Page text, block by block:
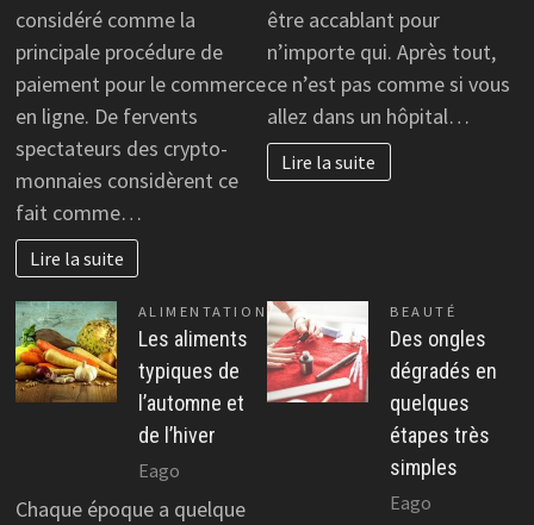
considéré comme la
principale procédure de
paiement pour le commerce
en ligne. De fervents
spectateurs des crypto-
monnaies considèrent ce
fait comme…
Lire la suite
être accablant pour
n’importe qui. Après tout,
ce n’est pas comme si vous
allez dans un hôpital…
Lire la suite
ALIMENTATION
Les aliments
typiques de
l’automne et
de l’hiver
Eago
Chaque époque a quelque
BEAUTÉ
Des ongles
dégradés en
quelques
étapes très
simples
Eago